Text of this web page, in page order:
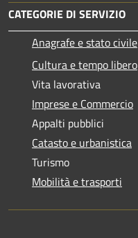
CATEGORIE DI SERVIZIO
Anagrafe e stato civile
Cultura e tempo libero
Vita lavorativa
Imprese e Commercio
Appalti pubblici
Catasto e urbanistica
Turismo
Mobilità e trasporti